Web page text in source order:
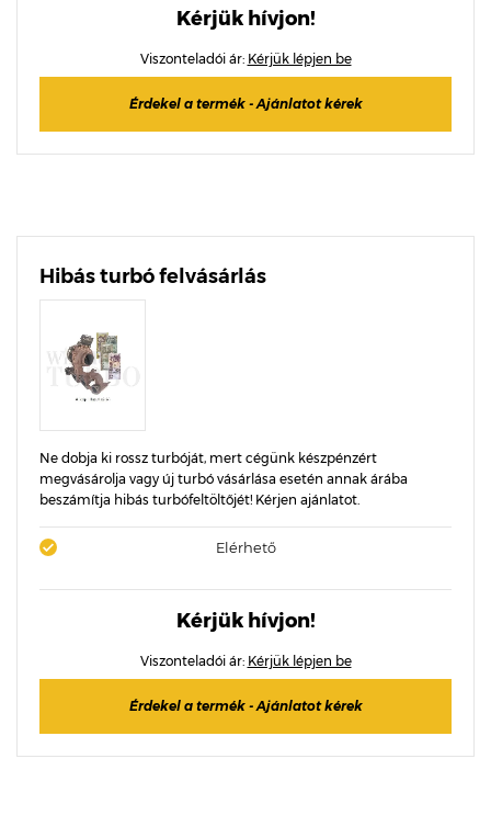
Kérjük hívjon!
Viszonteladói ár: Kérjük lépjen be
Érdekel a termék - Ajánlatot kérek
Hibás turbó felvásárlás
Ne dobja ki rossz turbóját, mert cégünk készpénzért
megvásárolja vagy új turbó vásárlása esetén annak árába
beszámítja hibás turbófeltöltőjét! Kérjen ajánlatot.
Elérhető
Kérjük hívjon!
Viszonteladói ár: Kérjük lépjen be
Érdekel a termék - Ajánlatot kérek